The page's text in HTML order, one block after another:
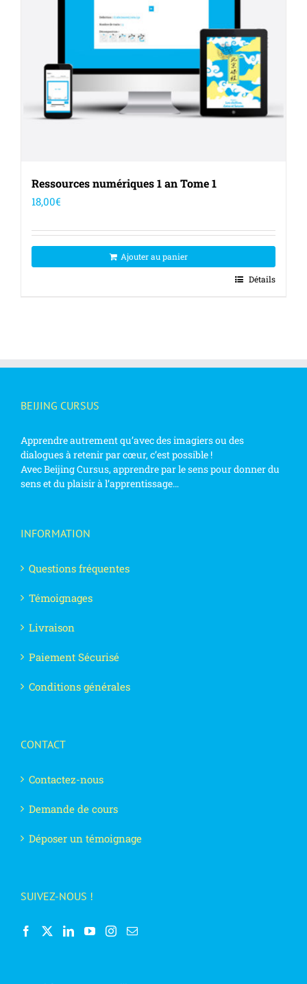
Ressources numériques 1 an Tome 1
18,00€
Ajouter au panier
Détails
BEIJING CURSUS
Apprendre autrement qu’avec des imagiers ou des
dialogues à retenir par cœur, c’est possible !
Avec Beijing Cursus, apprendre par le sens pour donner du
sens et du plaisir à l’apprentissage…
INFORMATION
Questions fréquentes
Témoignages
Livraison
Paiement Sécurisé
Conditions générales
CONTACT
Contactez-nous
Demande de cours
Déposer un témoignage
SUIVEZ-NOUS !